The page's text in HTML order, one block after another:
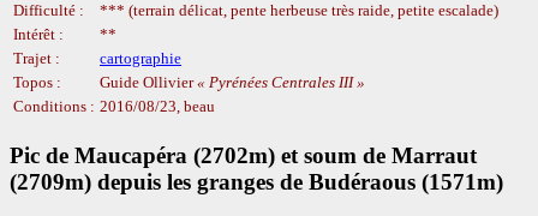
Difficulté :
*** (terrain délicat, pente herbeuse très raide, petite escalade)
Intérêt :
**
Trajet :
cartographie
Topos :
Guide Ollivier
Pyrénées Centrales III
Conditions : 2016/08/23, beau
Pic de Maucapéra (2702m) et soum de Marraut
(2709m) depuis les granges de Budéraous (1571m)